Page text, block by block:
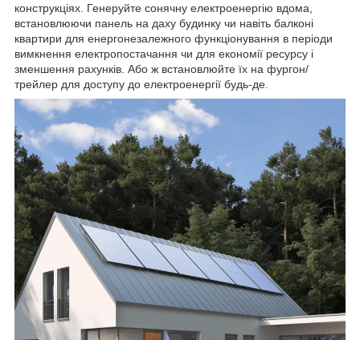
конструкціях. Генеруйте сонячну електроенергію вдома,
встановлюючи панель на даху будинку чи навіть балконі
квартири для енергонезалежного функціонування в періоди
вимкнення електропостачання чи для економії ресурсу і
зменшення рахунків. Або ж встановлюйте їх на фургон/
трейлер для доступу до електроенергії будь-де.